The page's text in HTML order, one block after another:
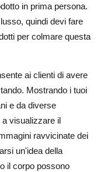
in prima persona.
quindi devi fare
per colmare questa
ai clienti di avere
Mostrando i tuoi
e da diverse
a visualizzare il
ravvicinate dei
un'idea della
il corpo possono